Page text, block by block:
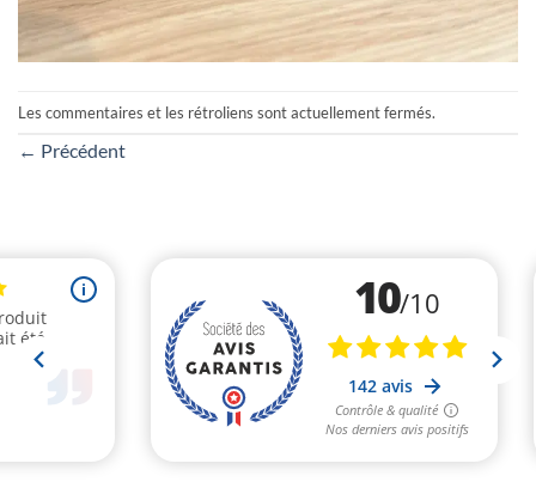
Les commentaires et les rétroliens sont actuellement fermés.
← Précédent